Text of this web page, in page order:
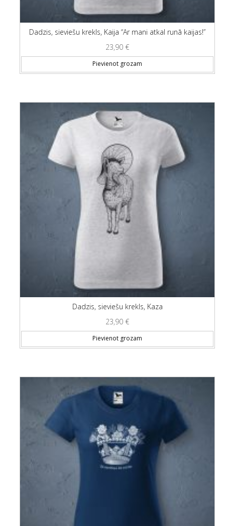
Dadzis, sieviešu krekls, Kaija “Ar mani atkal runā kaijas!”
23,90 €
Pievienot grozam
Dadzis, sieviešu krekls, Kaza
23,90 €
Pievienot grozam